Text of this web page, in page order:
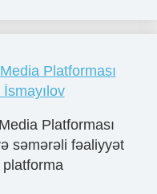
Platforması
Platforması
səmərəli fəaliyyət